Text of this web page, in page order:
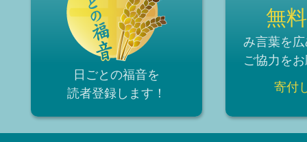
日ごとの福音を
読者登録 します！
無料
み言葉を
ご協力を
寄付